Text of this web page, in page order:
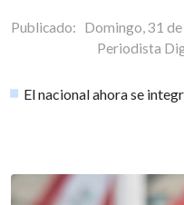
Publicado: Domingo, 31
Periodista
El nacional ahora se